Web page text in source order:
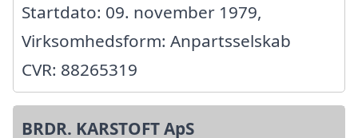
Startdato: 09. november 1979,
Virksomhedsform: Anpartsselskab
CVR: 88265319
BRDR. KARSTOFT ApS